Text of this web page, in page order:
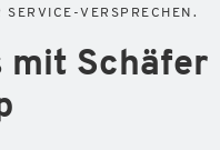
SERVICE-VERSPRECHEN.
mit Schäfer